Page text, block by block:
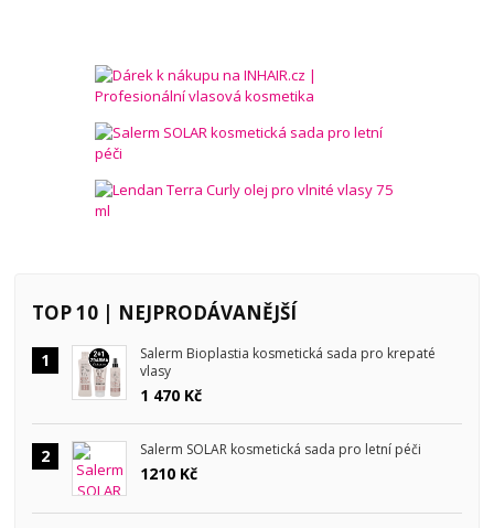
TOP 10 | NEJPRODÁVANĚJŠÍ
1
Salerm Bioplastia kosmetická sada pro krepaté
vlasy
1 470 Kč
2 Salerm SOLAR kosmetická sada pro letní péči
1210 Kč